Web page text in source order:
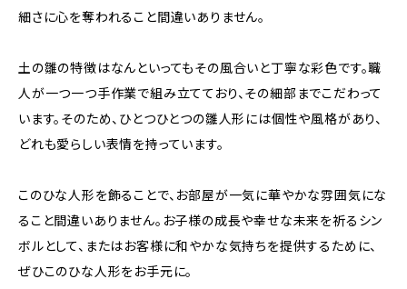
細さに心を奪われること間違いありません。
土の雛の特徴はなんといってもその風合いと丁寧な彩色です。職
人が一つ一つ手作業で組み立てており、その細部までこだわって
います。そのため、ひとつひとつの雛人形には個性や風格があり、
どれも愛らしい表情を持っています。
このひな人形を飾ることで、お部屋が一気に華やかな雰囲気にな
ること間違いありません。お子様の成長や幸せな未来を祈るシン
ボルとして、またはお客様に和やかな気持ちを提供するために、
ぜひこのひな人形をお手元に。